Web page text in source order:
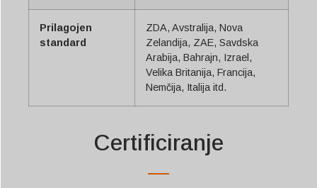
Prilagojen
standard
ZDA, Avstralija, Nova
Zelandija, ZAE, Savdska
Arabija, Bahrajn, Izrael,
Velika Britanija, Francija,
Nemčija, Italija itd.
Certificiranje